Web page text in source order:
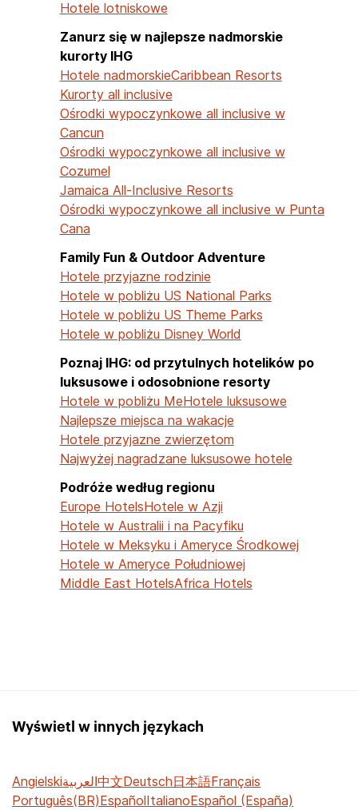
Hotele lotniskowe
Zanurz się w najlepsze nadmorskie
kurorty IHG
Hotele nadmorskieCaribbean Resorts
Kurorty all inclusive
Ośrodki wypoczynkowe all inclusive w
Cancun
Ośrodki wypoczynkowe all inclusive w
Cozumel
Jamaica All-Inclusive Resorts
Ośrodki wypoczynkowe all inclusive w Punta
Cana
Family Fun & Outdoor Adventure
Hotele przyjazne rodzinie
Hotele w pobliżu US National Parks
Hotele w pobliżu US Theme Parks
Hotele w pobliżu Disney World
Poznaj IHG: od przytulnych hotelików po
luksusowe i odosobnione resorty
Hotele w pobliżu MeHotele luksusowe
Najlepsze miejsca na wakacje
Hotele przyjazne zwierzętom
Najwyżej nagradzane luksusowe hotele
Podróże według regionu
Europe HotelsHotele w Azji
Hotele w Australii i na Pacyfiku
Hotele w Meksyku i Ameryce Środkowej
Hotele w Ameryce Południowej
Middle East HotelsAfrica Hotels
Wyświetl w innych językach
Angielskiالعربية中文Deutsch日本語Français
Português(BR)EspañolItalianoEspañol (España)